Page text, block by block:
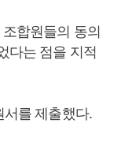
합원들의 동의
다는 점을 지적
서를 제출했다.